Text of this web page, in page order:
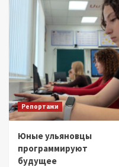
Репортажи
Юные ульяновцы
программируют
будущее